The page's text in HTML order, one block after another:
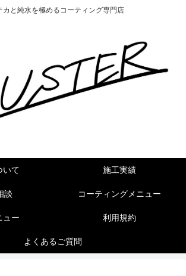
カと純水を極めるコーティング専門店
いて 施工実績
談 コーティングメニュー
ュー 利用規約
よくあるご質問